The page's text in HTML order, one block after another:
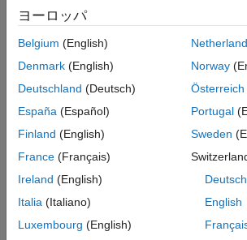
自動リフローとは
自動リフロー機能付きのアプリでは、す
プリにおいて既定でオンになっている既
が拡張されます。これらのアプリは、最
プリにも 3 パネルのアプリにも、プロッ
した、サイズの変わる大きなパネルがあ
が変更されると、使用可能なスペースに
ヨーロッパ
Belgium (English)
Denmark (English)
Deutschland (Deutsch)
España (Español)
Finland (English)
France (Français)
Ireland (English)
Italia (Italiano)
Luxembourg (English)
Norway
Österreich
Portugal
Sweden
Deutsch
English